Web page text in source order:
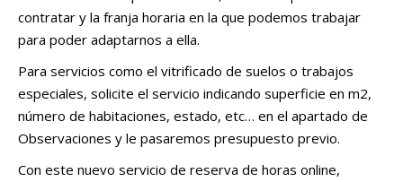
contratar y la franja horaria en la que podemos trabajar
para poder adaptarnos a ella.
Para servicios como el vitrificado de suelos o trabajos
especiales, solicite el servicio indicando superficie en m2,
número de habitaciones, estado, etc… en el apartado de
Observaciones y le pasaremos presupuesto previo.
Con este nuevo servicio de reserva de horas online,